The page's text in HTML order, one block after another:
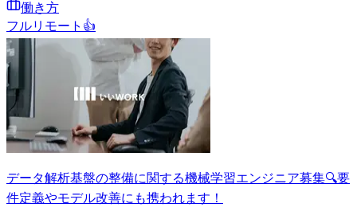
働き方
フルリモート 👍
データ解析基盤の整備に関する機械学習エンジニア募集🔍要
件定義やモデル改善にも携われます！